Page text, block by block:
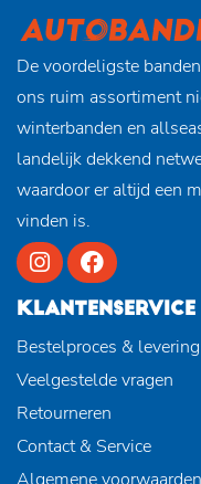
De voordeligste
ons ruim assortiment
winterbanden en
landelijk dekkend
waardoor er altijd een
vinden is.
KLANTENSERVICE
Bestelproces & levering
Veelgestelde vragen
Retourneren
Contact & Service
Algemene